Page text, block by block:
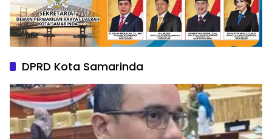
DPRD Kota Samarinda